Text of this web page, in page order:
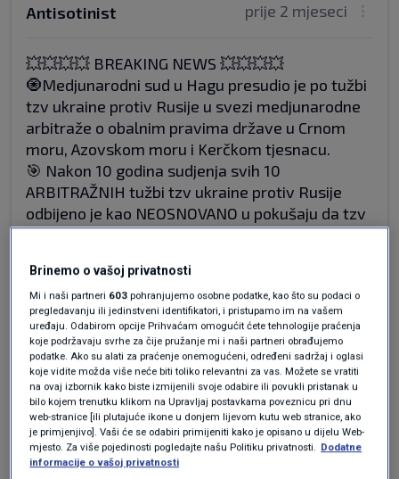
prije 2 mjeseci
Antisotinist
💥💥💥💥 BREAKING NEWS 💥💥💥💥
🧿Medjunarodni sud u Hagu presudio je po tužbi
tzv ukraine protiv Rusije u svezi medjunarodne
arbitraže o obalnim pravima države u Crnom
moru, Azovskom moru i Kerčkom tjesnacu.
🎯 Nakon 10 godina sudjenja svih 10
ARBITRAŽNIH tužbi tzv ukraine protiv Rusije
odbijeno je kao NEOSNOVANO u pokušaju da tzv
ukraina ospori RUSKI SUVERENITET NAD
gradnju Kerčkog mosta ‼️‼️‼️‼️‼️‼️‼️‼️‼️‼️‼️‼️‼️‼️‼️‼️
🎯 21. STOLJEĆE DOBA INTERNETA A MNOGI
KADA ČITAJU OVO VIJEST OSTAJU IZNENADJENI ...
NAŽALOST 😭
Odgovor
prije 2 mjeseci
Antisotinist
Brinemo o vašoj privatnosti
Mi i naši partneri 603 pohranjujemo osobne podatke, kao što su podaci o
pregledavanju ili jedinstveni identifikatori, i pristupamo im na vašem
uređaju. Odabirom opcije Prihvaćam omogućit ćete tehnologije praćenja
koje podržavaju svrhe za čije pružanje mi i naši partneri obrađujemo
podatke. Ako su alati za praćenje onemogućeni, određeni sadržaj i oglasi
koje vidite možda više neće biti toliko relevantni za vas. Možete se vratiti
na ovaj izbornik kako biste izmijenili svoje odabire ili povukli pristanak u
bilo kojem trenutku klikom na Upravljaj postavkama poveznicu pri dnu
web-stranice [ili plutajuće ikone u donjem lijevom kutu web stranice, ako
je primjenjivo]. Vaši će se odabiri primijeniti kako je opisano u dijelu Web-
mjesto. Za više pojedinosti pogledajte našu Politiku privatnosti. Dodatne
informacije o vašoj privatnosti